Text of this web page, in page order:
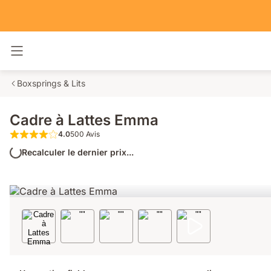
Boxsprings & Lits
Cadre à Lattes Emma
4.0 étoiles sur 5 500 Avis
4.0500 Avis
Recalculer le dernier prix...